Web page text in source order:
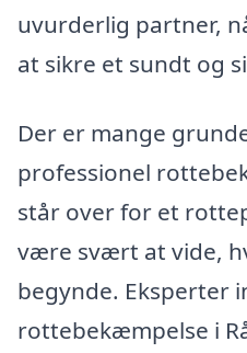
uvurderlig partner,
at sikre et sundt og
Der er mange
professionel
står over for et
være svært at vide,
begynde. Eksperter
rottebekæmpelse i